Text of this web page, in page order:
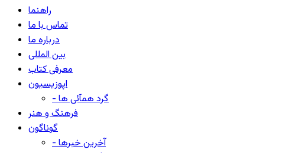
راهنما
تماس با ما
درباره ما
بین المللی
معرفی کتاب
اپوزیسیون
- گرد همآئی ها
فرهنگ و هنر
گوناگون
- آخرین خبرها